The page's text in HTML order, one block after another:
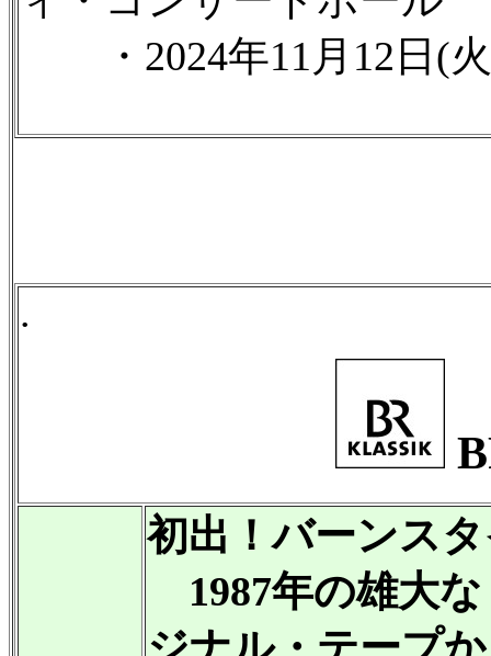
・2024年11月12日(
.
初出！バーンス
1987年の雄大